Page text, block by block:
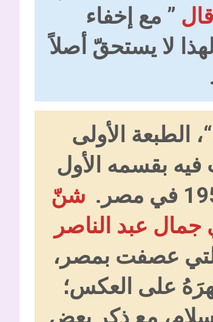
” مع إخفاء
لا يستحقّ أصلاً
“، الطبعة الأولى
تحدّثَ فيه بقسمه الأول
شنّ
عبد الناصر
عصفت بمصر،
على العكس؛